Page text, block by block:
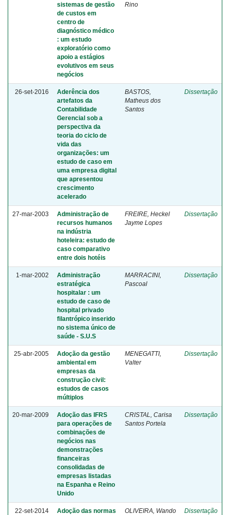
sistemas de gestão
de custos em
centro de
diagnóstico médico
: um estudo
exploratório como
apoio a estágios
evolutivos em seus
negócios
Rino
26-set-2016
Aderência dos
artefatos da
Contabilidade
Gerencial sob a
perspectiva da
teoria do ciclo de
vida das
organizações: um
estudo de caso em
uma empresa digital
que apresentou
crescimento
acelerado
BASTOS,
Matheus dos
Santos
Dissertação
27-mar-2003
Administração de
recursos humanos
na indústria
hoteleira: estudo de
caso comparativo
entre dois hotéis
FREIRE, Heckel
Jayme Lopes
Dissertação
1-mar-2002
Administração
estratégica
hospitalar : um
estudo de caso de
hospital privado
filantrópico inserido
no sistema único de
saúde - S.U.S
MARRACINI,
Pascoal
Dissertação
25-abr-2005
Adoção da gestão
ambiental em
empresas da
construção civil:
estudos de casos
múltiplos
MENEGATTI,
Valter
Dissertação
20-mar-2009
Adoção das IFRS
para operações de
combinações de
negócios nas
demonstrações
financeiras
consolidadas de
empresas listadas
na Espanha e Reino
Unido
CRISTAL, Carisa
Santos Portela
Dissertação
22-set-2014
Adoção das normas
OLIVEIRA, Wando
Dissertação